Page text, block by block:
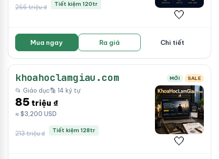
266 triệu ₫ Tiết kiệm 120tr
🤍
Mua ngay Ra giá Chi tiết
khoahoclamgiau.com MỚI SALE
📂 Giáo dục🔡 14 ký tự
85 triệu ₫
≈ $3,200 USD
213 triệu ₫ Tiết kiệm 128tr
🤍